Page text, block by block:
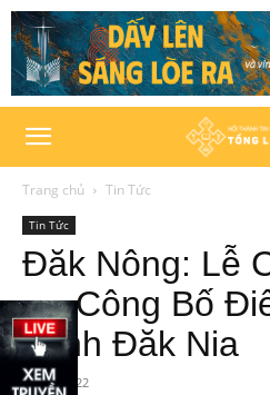
Trang chủ Tin Tức
Tin Tức
Đăk Nông: Lễ
Và Công Bố
Lành Đăk Nia
01/12/2022